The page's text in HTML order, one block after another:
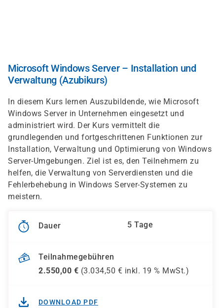
Microsoft Windows Server – Installation und
Verwaltung (Azubikurs)
In diesem Kurs lernen Auszubildende, wie Microsoft
Windows Server in Unternehmen eingesetzt und
administriert wird. Der Kurs vermittelt die
grundlegenden und fortgeschrittenen Funktionen zur
Installation, Verwaltung und Optimierung von Windows
Server-Umgebungen. Ziel ist es, den Teilnehmern zu
helfen, die Verwaltung von Serverdiensten und die
Fehlerbehebung in Windows Server-Systemen zu
meistern.
Dauer 5 Tage
Teilnahmegebühren
2.550,00 € (3.034,50 € inkl. 19 % MwSt.)
DOWNLOAD PDF